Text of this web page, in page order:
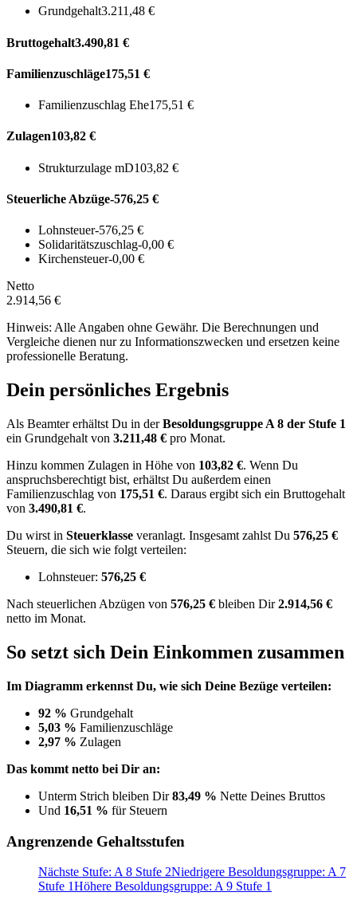
Grundgehalt3.211,48 €
Bruttogehalt3.490,81 €
Familienzuschläge175,51 €
Familienzuschlag Ehe175,51 €
Zulagen103,82 €
Strukturzulage mD103,82 €
Steuerliche Abzüge-576,25 €
Lohnsteuer-576,25 €
Solidaritätszuschlag-0,00 €
Kirchensteuer-0,00 €
Netto
2.914,56 €
Hinweis: Alle Angaben ohne Gewähr. Die Berechnungen und
Vergleiche dienen nur zu Informationszwecken und ersetzen keine
professionelle Beratung.
Dein persönliches Ergebnis
Als Beamter erhältst Du in derBesoldungsgruppe A 8 der Stufe 1
ein Grundgehalt von 3.211,48 € pro Monat.
Hinzu kommen Zulagen in Höhe von 103,82 €. Wenn Du
anspruchsberechtigt bist, erhältst Du außerdem einen
Familienzuschlag von 175,51 €. Daraus ergibt sich ein Bruttogehalt
von 3.490,81 €.
Du wirst in Steuerklasse veranlagt. Insgesamt zahlst Du 576,25 €
Steuern, die sich wie folgt verteilen:
Lohnsteuer: 576,25 €
Nach steuerlichen Abzügen von 576,25 € bleiben Dir2.914,56 €
netto im Monat.
So setzt sich Dein Einkommen zusammen
Im Diagramm erkennst Du, wie sich Deine Bezüge verteilen:
92 % Grundgehalt
5,03 % Familienzuschläge
2,97 % Zulagen
Das kommt netto bei Dir an:
Unterm Strich bleiben Dir83,49 % Nette Deines Bruttos
Und 16,51 % für Steuern
Angrenzende Gehaltsstufen
Nächste Stufe: A 8 Stufe 2Niedrigere Besoldungsgruppe: A 7
Stufe 1Höhere Besoldungsgruppe: A 9 Stufe 1